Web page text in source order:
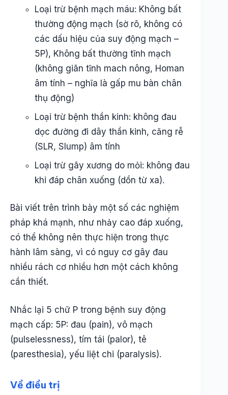
Loại trừ bệnh mạch máu: Không bất
thường động mạch (sờ rõ, không có
các dấu hiệu của suy động mạch –
5P), Không bất thường tĩnh mạch
(không giãn tĩnh mach nông, Homan
âm tính – nghĩa là gấp mu bàn chân
thụ động)
Loại trừ bệnh thần kinh: không đau
dọc đường đi dây thần kinh, căng rễ
(SLR, Slump) âm tính
Loại trừ gãy xương do mỏi: không đau
khi đáp chân xuống (dồn từ xa).
Bài viết trên trình bày một số các nghiệm
pháp khá mạnh, như nhảy cao đáp xuống,
có thể không nên thực hiện trong thực
hành lâm sàng, vì có nguy cơ gây đau
nhiều rách cơ nhiều hơn một cách không
cần thiết.
Nhắc lại 5 chữ P trong bệnh suy động
mạch cấp: 5P: đau (pain), vô mạch
(pulselessness), tím tái (palor), tê
(paresthesia), yếu liệt chi (paralysis).
Về điều trị